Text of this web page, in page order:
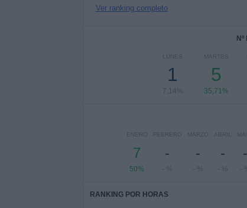
Ver ranking completo
LUNES
1
7,14%
MARTES
5
35,71%
ENERO
7
50%
FEBRERO
-
- %
MARZO
-
- %
ABRIL
-
- %
-
-
RANKING POR HORAS